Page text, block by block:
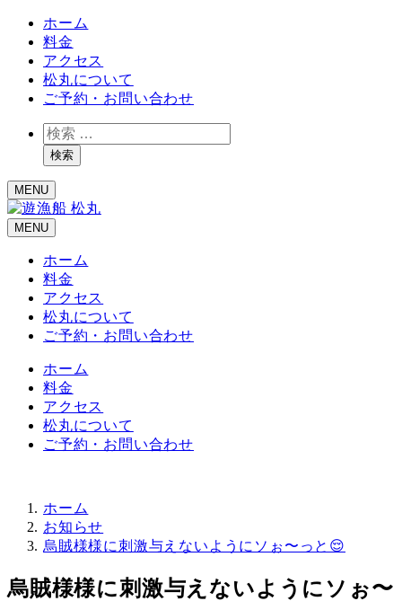
ホーム
料金
アクセス
松丸について
ご予約・お問い合わせ
検
索検索
MENU
MENU
ホーム
料金
アクセス
松丸について
ご予約・お問い合わせ
ホーム
料金
アクセス
松丸について
ご予約・お問い合わせ
ホーム
お知らせ
烏賊様様に刺激与えないようにソぉ〜っと😌
烏賊様様に刺激与えないようにソぉ〜